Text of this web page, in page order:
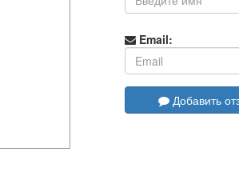
Email:
Добавить